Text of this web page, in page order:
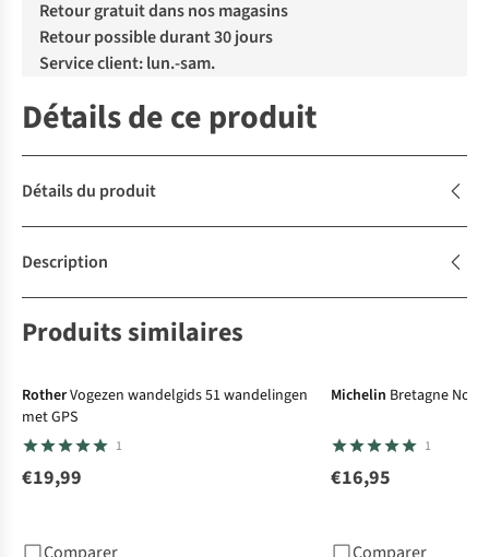
Retour gratuit dans nos magasins
Retour possible durant 30 jours
Service client: lun.-sam.
Détails de ce produit
Détails du produit
Description
Produits similaires
RotherVogezen wandelgids 51 wandelingen
met GPS
1
€19,99
Michelin Bretagne Nord
1
€16,95